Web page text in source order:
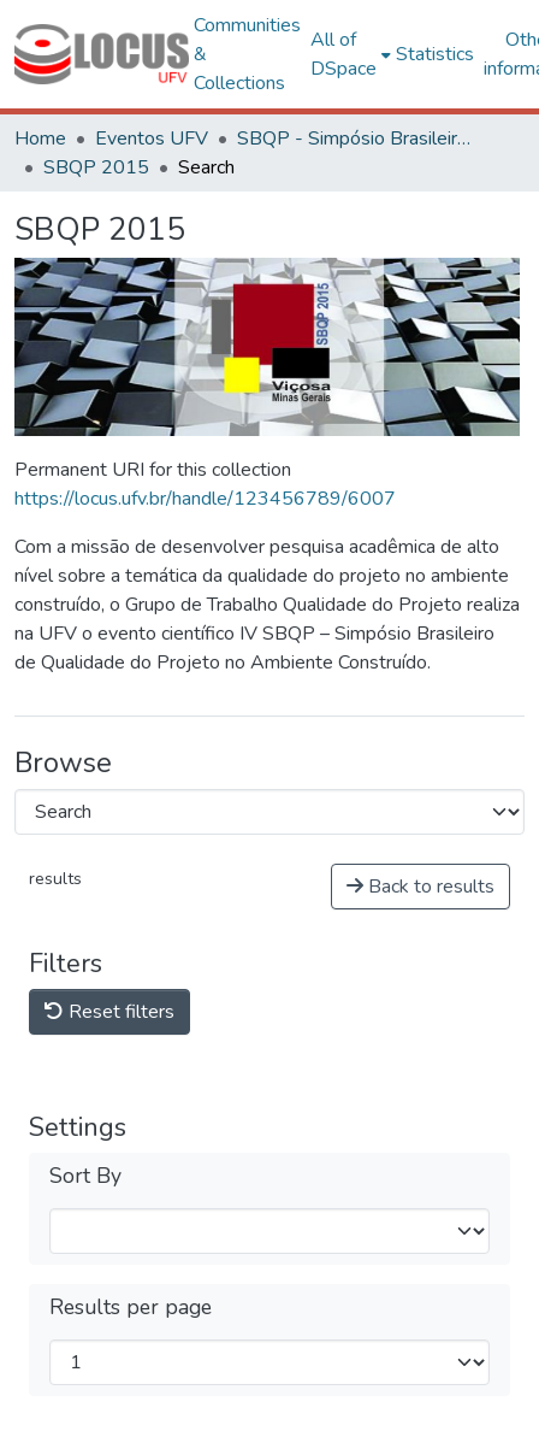
Communities
&
Collections
All of
DSpace
Statistics
Home Eventos UFV
SBQP - Simpósio Brasileiro de Qualidade do Projeto no Ambiente Construído
SBQP 2015
Search
SBQP 2015
Permanent URI for this collection
https://locus.ufv.br/handle/123456789/6007
Com a missão de desenvolver pesquisa acadêmica de alto
nível sobre a temática da qualidade do projeto no ambiente
construído, o Grupo de Trabalho Qualidade do Projeto realiza
na UFV o evento científico IV SBQP – Simpósio Brasileiro
de Qualidade do Projeto no Ambiente Construído.
Browse
results Back to results
Filters
Reset filters
Settings
Sort By
Results per page